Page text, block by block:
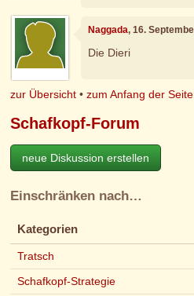
Naggada, 16.
Die Dieri
zur Übersicht •zum Anfang der Seite
Schafkopf-Forum
neue Diskussion erstellen
Einschränken nach…
Kategorien
Tratsch
Schafkopf-Strategie